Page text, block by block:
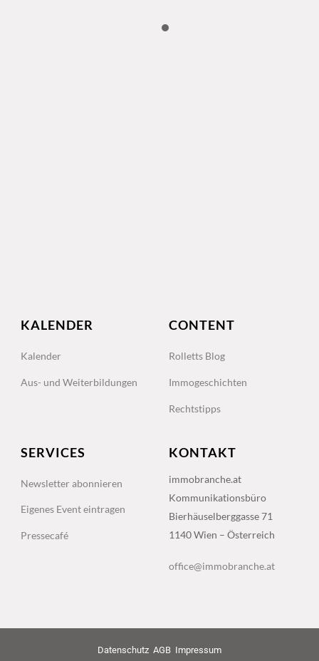
KALENDER
Kalender
Aus- und Weiterbildungen
CONTENT
Rolletts Blog
Immogeschichten
Rechtstipps
SERVICES
Newsletter abonnieren
Eigenes Event eintragen
Pressecafé
KONTAKT
immobranche.at
Kommunikationsbüro
Bierhäuselberggasse 71
1140 Wien – Österreich
office@immobranche.at
Datenschutz AGB Impressum